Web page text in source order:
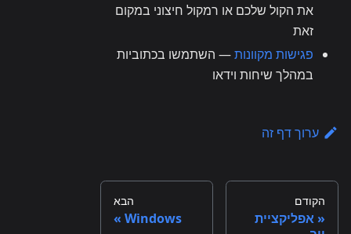
את הקול שלכם או רמקול חיצוני במקום
זאת
פגישות מקוונות— השתמשו בכתוביות
במהלך שיחות וידאו
ערוך דף זה
הקודם
אפליקציית
הבא
Windows